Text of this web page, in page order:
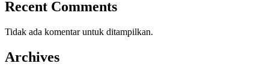
Recent Comments
Tidak ada komentar untuk ditampilkan.
Archives